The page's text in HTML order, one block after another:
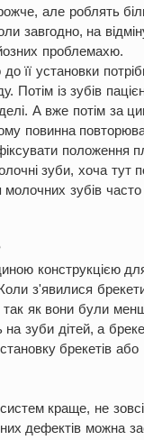
але роблять
завгодно, на
проблемахю.
її установки
Потім із зубів
А вже потім за
повинна
положення
зуби, хоча тут
зубів часто
конструкцією
з'явилися
так як вони були
на зуби дітей, а
брекетів
краще, не
дефектів можна